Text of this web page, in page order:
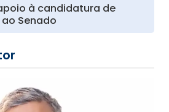
à candidatura de
Senado